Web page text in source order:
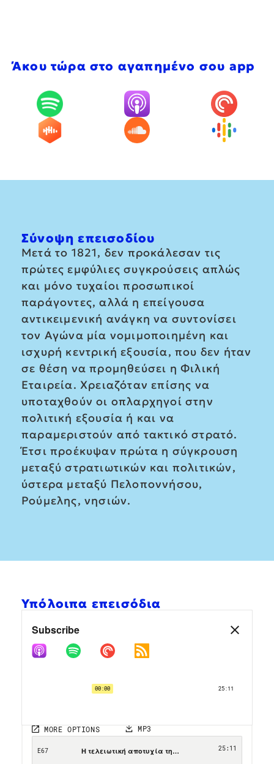
Άκου τώρα στο αγαπημένο σου app
Σύνοψη επεισοδίου
Μετά το 1821, δεν προκάλεσαν τις
πρώτες εμφύλιες συγκρούσεις απλώς
και μόνο τυχαίοι προσωπικοί
παράγοντες, αλλά η επείγουσα
αντικειμενική ανάγκη να συντονίσει
τον Αγώνα μία νομιμοποιημένη και
ισχυρή κεντρική εξουσία, που δεν ήταν
σε θέση να προμηθεύσει η Φιλική
Εταιρεία. Χρειαζόταν επίσης να
υποταχθούν οι οπλαρχηγοί στην
πολιτική εξουσία ή και να
παραμεριστούν από τακτικό στρατό.
Έτσι προέκυψαν πρώτα η σύγκρουση
μεταξύ στρατιωτικών και πολιτικών,
ύστερα μεταξύ Πελοποννήσου,
Ρούμελης, νησιών.
Υπόλοιπα επεισόδια